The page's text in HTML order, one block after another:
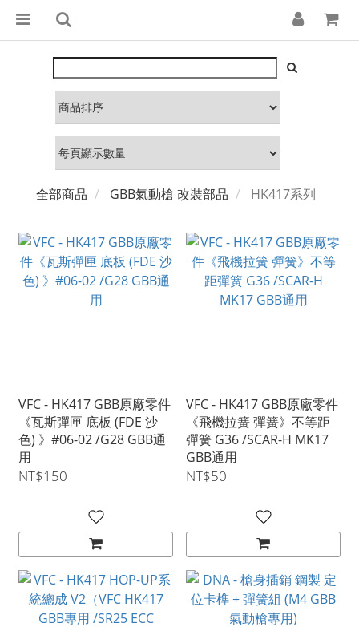
全部商品 GBB氣動槍 改裝部品 HK417系列
VFC - HK417 GBB原廠零件
《瓦斯彈匣 底板 (FDE 沙
色) 》#06-02 /G28 GBB通
用
NT$150
VFC - HK417 GBB原廠零件
《飛機拉簧 彈簧》不等距
彈簧 G36 /SCAR-H MK17
GBB通用
NT$50